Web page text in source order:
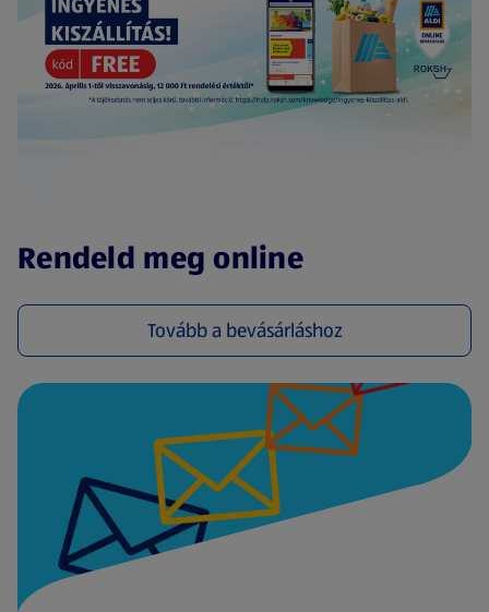
Rendeld meg online
Tovább a bevásárláshoz
(új oldalon nyílik meg)